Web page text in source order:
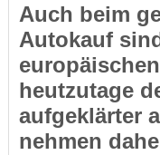
Auch beim
Autokauf
heutzutage
aufgeklärter
nehmen